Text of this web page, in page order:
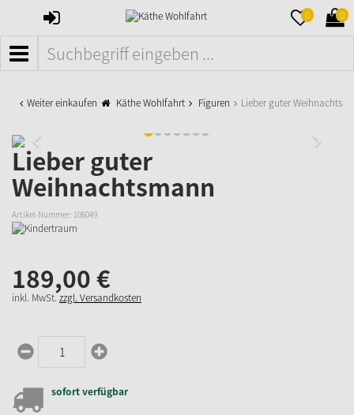
ANMELDEN 0 0
MENÜ
Weiter einkaufen Käthe Wohlfahrt Figuren Lieber guter
Lieber guter
Weihnachtsmann
Artikel-Nummer: 106049
189,00€
inkl. MwSt.zzgl. Versandkosten
sofort verfügbar